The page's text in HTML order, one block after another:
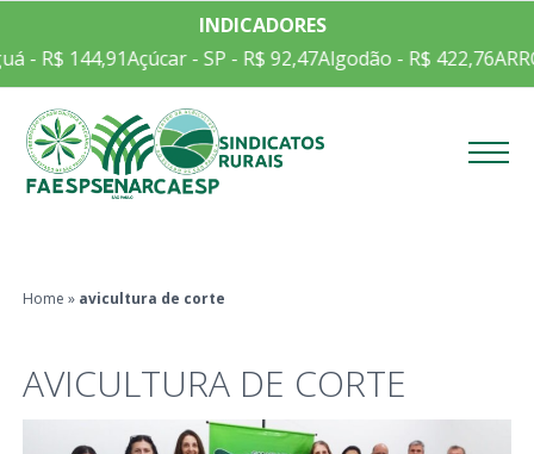
INDICADORES
- R$ 144,91Açúcar - SP - R$ 92,47Algodão - R$ 422,76
Home » avicultura de corte
AVICULTURA DE CORTE